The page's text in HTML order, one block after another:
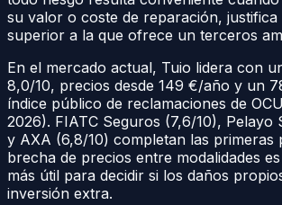
su valor o coste de reparación,
superior a la que ofrece un terceros
En el mercado actual, Tuio lidera con
8,0/10, precios desde 149 €/año y un
índice público de reclamaciones de
2026). FIATC Seguros (7,6/10), Pelayo
y AXA (6,8/10) completan las primeras
brecha de precios entre modalidades
más útil para decidir si los daños
inversión extra.